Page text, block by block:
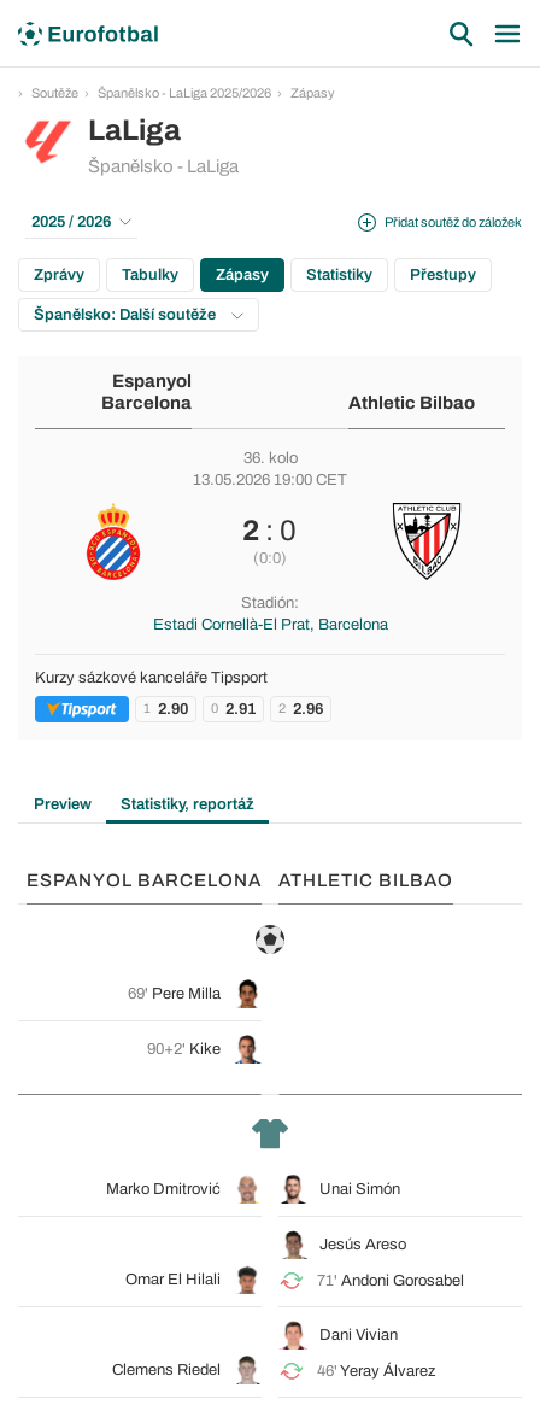
Soutěže Španělsko - LaLiga 2025/2026 Zápasy
LaLiga
Španělsko - LaLiga
Přidat soutěž do záložek
2025 / 2026
Zprávy Tabulky Zápasy Statistiky Přestupy
Španělsko: Další soutěže
Espanyol
Barcelona
Athletic Bilbao
36. kolo
13.05.2026 19:00 CET
2 : 0
(0:0)
Stadión:
Estadi Cornellà-El Prat, Barcelona
Kurzy sázkové kanceláře Tipsport
1 2.90 0 2.91 2 2.96
Preview Statistiky, reportáž
ESPANYOL BARCELONA ATHLETIC BILBAO
69' Pere Milla
90+2' Kike
Marko Dmitrović Unai Simón
Omar El Hilali
Jesús Areso
71' Andoni Gorosabel
Clemens Riedel
Dani Vivian
46' Yeray Álvarez